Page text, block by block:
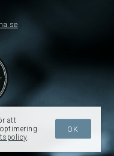
att
.
OK